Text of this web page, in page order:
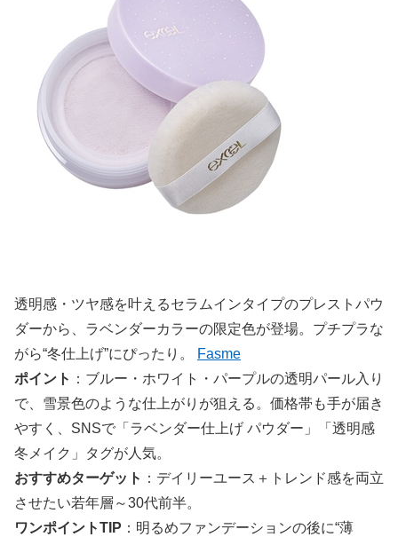
透明感・ツヤ感を叶えるセラムインタイプのプレストパウ
ダーから、ラベンダーカラーの限定色が登場。プチプラな
がら“冬仕上げ”にぴったり。
Fasme
ポイント ：ブルー・ホワイト・パープルの透明パール入り
で、雪景色のような仕上がりが狙える。価格帯も手が届き
やすく、SNSで「ラベンダー仕上げ パウダー」「透明感
冬メイク」タグが人気。
おすすめターゲット ：デイリーユース＋トレンド感を両立
させたい若年層～30代前半。
ワンポイントTIP ：明るめファンデーションの後に“薄